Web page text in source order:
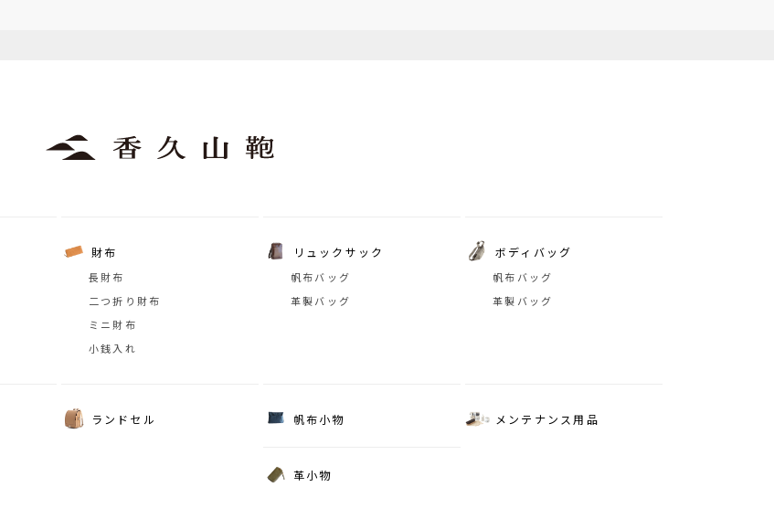
財布
長財布
二つ折り財布
ミニ財布
小銭入れ
リュックサック
帆布バッグ
革製バッグ
ボディバッグ
帆布バッグ
革製バッグ
ランドセル 帆布小物
革小物
メンテナンス用品